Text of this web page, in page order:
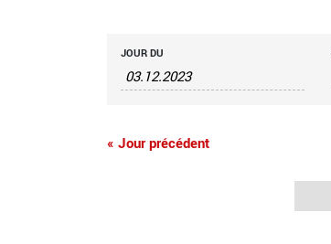
RECHERCHE
ET
DE
ÉVÈNEMENTS
RECHERCHER
ÉVÈNEMENTS
JOUR DU
« Jour précédent